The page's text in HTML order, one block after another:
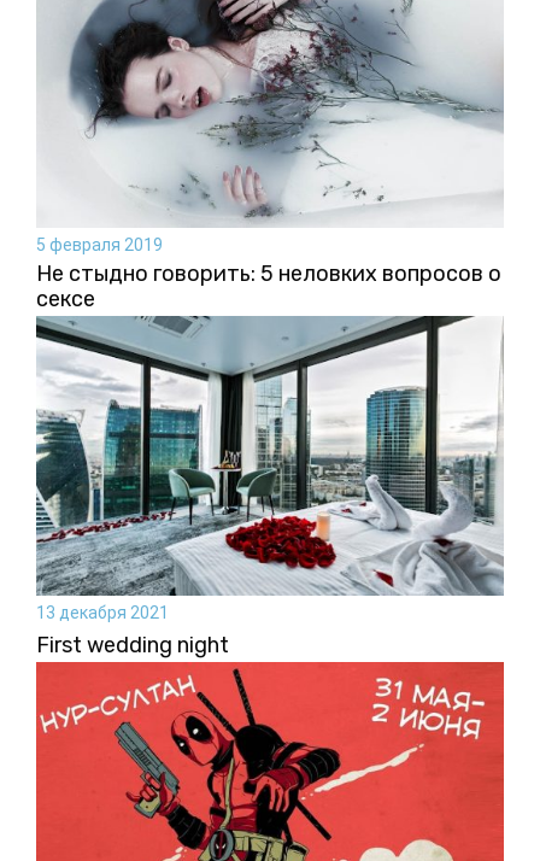
5 февраля 2019
Не стыдно говорить: 5 неловких вопросов о
сексе
13 декабря 2021
First wedding night